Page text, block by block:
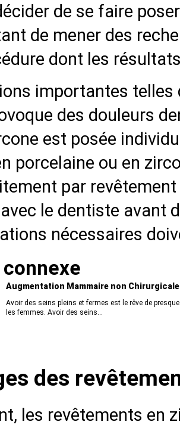
de se faire
de mener des
dont les
importantes telles
des douleurs
est posée
porcelaine ou en
par
le dentiste avant
nécessaires
Augmentation Mammaire non Chirurgicale
Avoir des seins pleins et fermes est le rêve de
les femmes. Avoir des seins...
des
les revêtements en